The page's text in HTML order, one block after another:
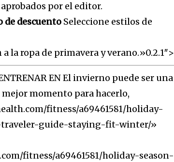
por el editor.
de descuento Seleccione estilos de
la ropa de primavera y verano.»0.2.1″>
EN El invierno puede ser una
momento para hacerlo,
fitness/a69461581/holiday-
guide-staying-fit-winter/»
fitness/a69461581/holiday-season-